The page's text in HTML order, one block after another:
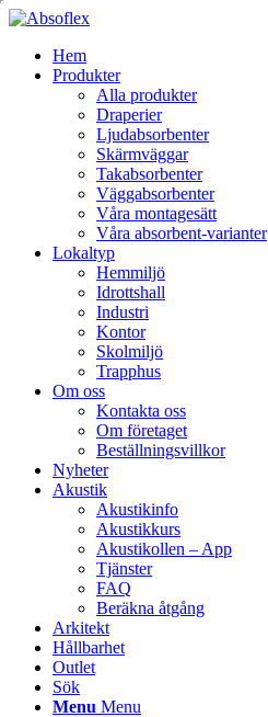
Hem
Produkter
Alla produkter
Draperier
Ljudabsorbenter
Skärmväggar
Takabsorbenter
Väggabsorbenter
Våra montagesätt
Våra absorbent-varianter
Lokaltyp
Hemmiljö
Idrottshall
Industri
Kontor
Skolmiljö
Trapphus
Om oss
Kontakta oss
Om företaget
Beställningsvillkor
Nyheter
Akustik
Akustikinfo
Akustikkurs
Akustikollen – App
Tjänster
FAQ
Beräkna åtgång
Arkitekt
Hållbarhet
Outlet
Sök
Menu Menu